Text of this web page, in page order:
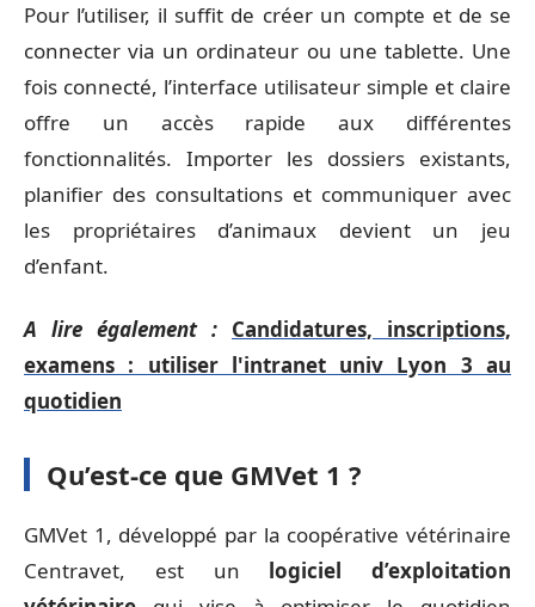
Pour l’utiliser, il suffit de créer un compte et de se
connecter via un ordinateur ou une tablette. Une
fois connecté, l’interface utilisateur simple et claire
offre un accès rapide aux différentes
fonctionnalités. Importer les dossiers existants,
planifier des consultations et communiquer avec
les propriétaires d’animaux devient un jeu
d’enfant.
A lire également : Candidatures, inscriptions,
examens : utiliser l'intranet univ Lyon 3 au
quotidien
Qu’est-ce que GMVet 1 ?
GMVet 1, développé par la coopérative vétérinaire
Centravet, est un logiciel d’exploitation